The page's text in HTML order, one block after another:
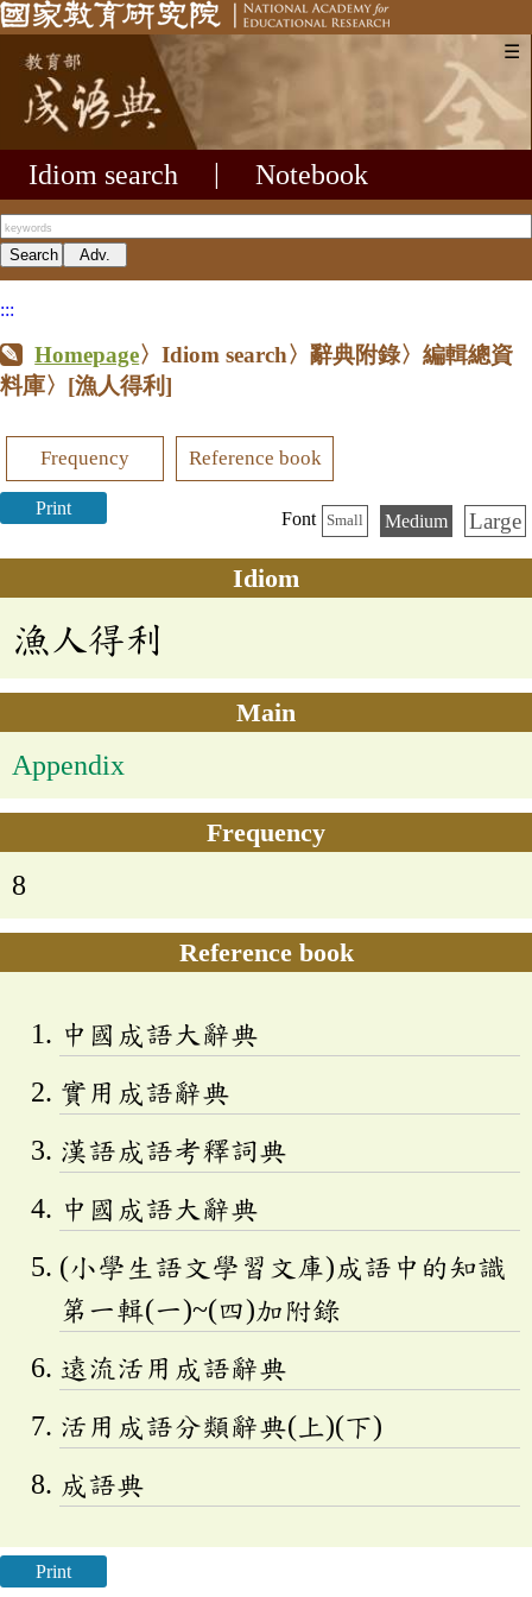
☰
Idiom search Notebook
:::
Homepage〉Idiom search〉辭典附錄〉編輯總資
料庫〉 [漁人得利]
Frequency Reference book
Print
Font Small Medium Large
Idiom
漁人得利
Main
Appendix
Frequency
8
Reference book
中國成語大辭典
實用成語辭典
漢語成語考釋詞典
中國成語大辭典
(小學生語文學習文庫)成語中的知識
第一輯(一)~(四)加附錄
遠流活用成語辭典
活用成語分類辭典(上)(下)
成語典
Print